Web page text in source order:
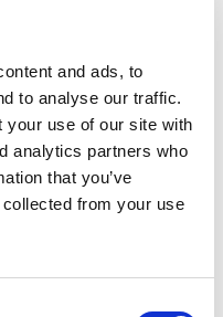
and ads, to
to analyse our traffic.
your use of our site with
analytics partners who
that you’ve
from your use
durana kadar (B) ve (D)
saniye basılı tutun.
varsayılanlarına geri